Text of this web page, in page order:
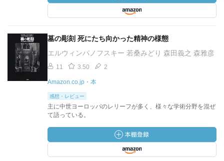
墓の彫刻 死にたち向かった精神の様態
エルウィンパノフスキー 若桑みどり 森田義之 森雅彦
11 3.50 2
Amazon.co.jp・本
感想・レビュー
主に中世ヨーロッパのレリーフが多く、様々な学術分野を混ぜ
て語っている。